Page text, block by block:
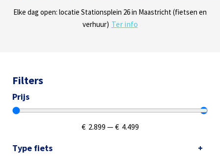
Dinsdag t/m zaterdag geopen: locaties Sphinxlunet 1 in Maastricht
(e-bikes) en Maaseikersteenweg 183 in Lanaken (fietsen en e-
Elke dag open: locatie Stationsplein 26 in Maastricht (fietsen en
verhuur) Ter info
Onze missie? Tevreden klanten! Lees reviews
Filters
Prijs
€ 2.899 —€ 4.499
Type fiets